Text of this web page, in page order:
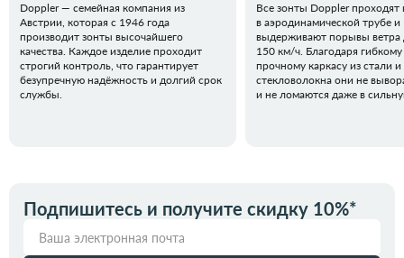
Doppler — семейная компания из
Австрии, которая с 1946 года
производит зонты высочайшего
качества. Каждое изделие проходит
строгий контроль, что гарантирует
безупречную надёжность и долгий срок
службы.
Все зонты Doppler проходят
в аэродинамической трубе и
выдерживают порывы ветра
150 км/ч. Благодаря
прочному каркасу из стали и
стекловолокна они не
и не ломаются даже в
Подпишитесь и получите скидку 10%*